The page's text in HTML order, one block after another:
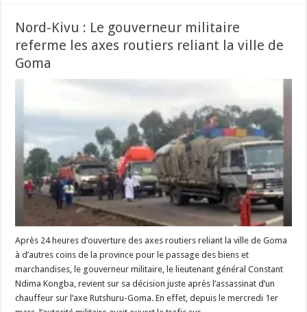
Nord-Kivu : Le gouverneur militaire
referme les axes routiers reliant la ville de
Goma
Après 24 heures d’ouverture des axes routiers reliant la ville de Goma
à d’autres coins de la province pour le passage des biens et
marchandises, le gouverneur militaire, le lieutenant général Constant
Ndima Kongba, revient sur sa décision juste après l’assassinat d’un
chauffeur sur l’axe Rutshuru-Goma. En effet, depuis le mercredi 1er